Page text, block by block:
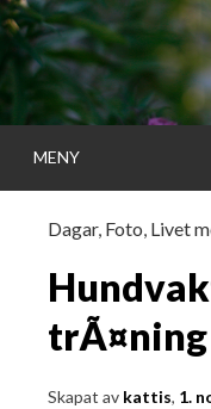
Gå
direkt
till
innehållet
MENY
Dagar, Foto, Livet
trÃ¤ning
Skapat av kattis, 1.